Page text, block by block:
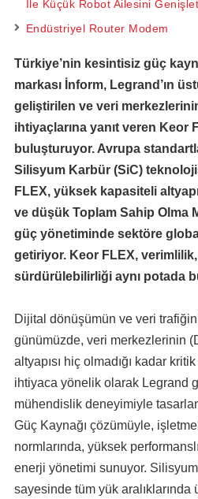
İle Küçük Robot Ailesini
Endüstriyel Router Modem
Türkiye’nin kesintisiz güç
markası İnform, Legrand’ın
geliştirilen ve veri
ihtiyaçlarına yanıt veren Keor
buluşturuyor. Avrupa
Silisyum Karbür (SiC)
FLEX, yüksek kapasiteli
ve düşük Toplam Sahip Olma
güç yönetiminde sektöre
getiriyor. Keor FLEX,
sürdürülebilirliği aynı potada
Dijital dönüşümün ve veri
günümüzde, veri merkezlerinin
altyapısı hiç olmadığı kadar
ihtiyaca yönelik olarak Legrand
mühendislik deneyimiyle
Güç Kaynağı çözümüyle,
normlarında, yüksek
enerji yönetimi sunuyor.
sayesinde tüm yük aralıklarında